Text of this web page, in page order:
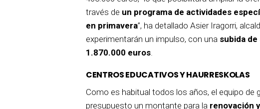
través de un programa de actividades
en primavera”, ha detallado Asier Iragorri,
experimentarán un impulso, con una subida
1.870.000 euros
CENTROS EDUCATIVOS Y HAURRESKOLAS
Como es habitual todos los años, el equipo de
presupuesto un montante para la renovación